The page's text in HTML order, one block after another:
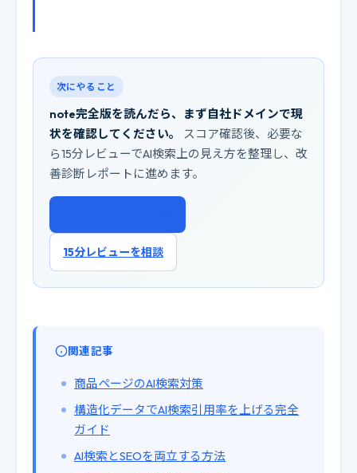
次にやること
note完全版を読んだら、まず自社ドメインで現
状を確認してください。
スコア確認後、必要な
ら15分レビューでAI検索上の見え方を整理し、改
善診断レポートに進めます。
15分レビューを相談
関連記事
商品ページのAI検索対策
構造化データでAI検索引用率を上げる完全
ガイド
AI検索とSEOを両立する方法